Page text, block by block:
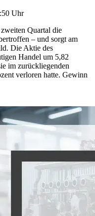
Uhr
Quartal die
– und sorgt am
Die Aktie des
Handel um 5,82
im zurückliegenden
verloren hatte. Gewinn